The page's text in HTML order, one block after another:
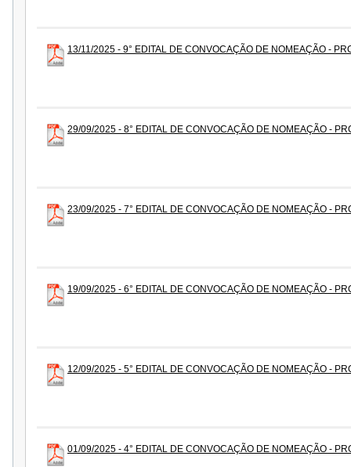
13/11/2025 - 9° EDITAL DE CONVOCAÇÃO DE NOMEAÇÃO -
29/09/2025 - 8° EDITAL DE CONVOCAÇÃO DE NOMEAÇÃO -
23/09/2025 - 7° EDITAL DE CONVOCAÇÃO DE NOMEAÇÃO -
19/09/2025 - 6° EDITAL DE CONVOCAÇÃO DE NOMEAÇÃO -
12/09/2025 - 5° EDITAL DE CONVOCAÇÃO DE NOMEAÇÃO -
01/09/2025 - 4° EDITAL DE CONVOCAÇÃO DE NOMEAÇÃO -